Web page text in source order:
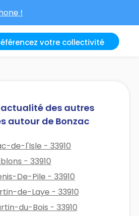
!
votre collectivité
des autres
autour de Bonzac
de-l'Isle - 33910
- 33910
De-Pile - 33910
de-Laye - 33910
du-Bois - 33910